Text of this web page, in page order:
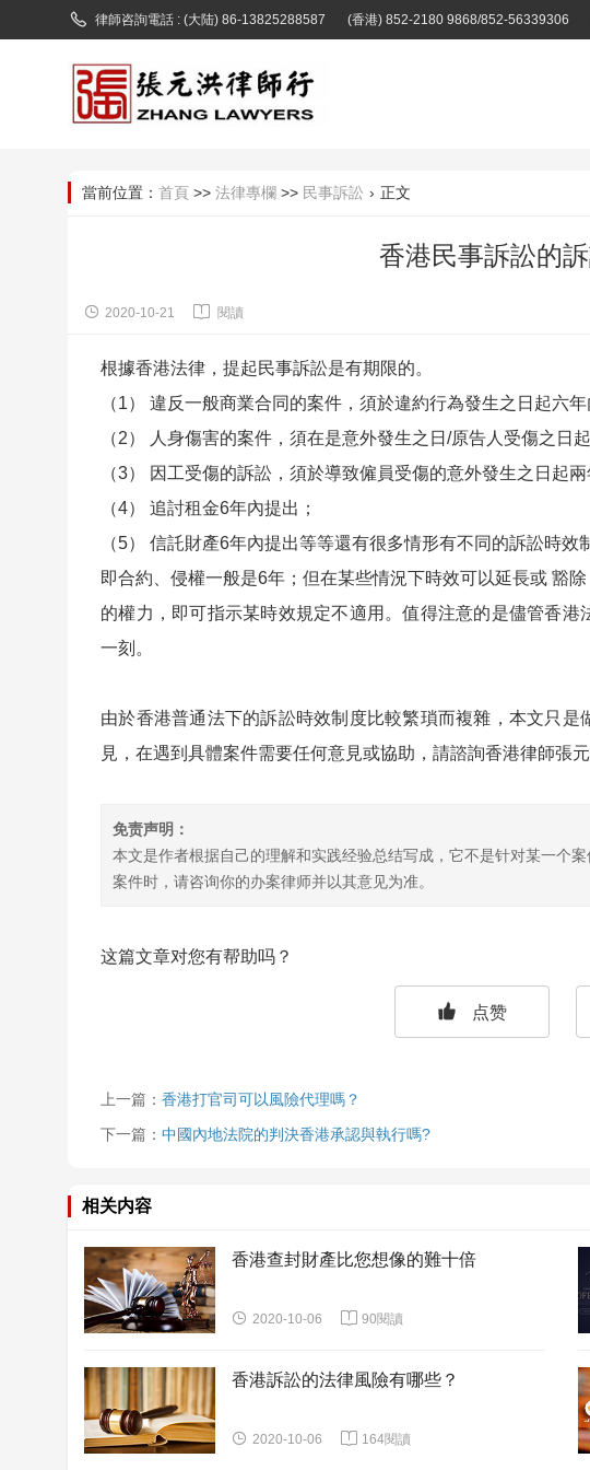
 律師咨詢電話 : (大陆) 86-13825288587 (香港) 852-2180 9868/852-56339306
當前位置： 首頁 >> 法律專欄 >> 民事訴訟 › 正文
香港民事訴訟的
 2020-10-21  閱讀
根據香港法律，提起民事訴訟是有期限的。
（1） 違反一般商業合同的案件，須於違約行為發生之日起六年
（2） 人身傷害的案件，須在是意外發生之日/原告人受傷之日
（3） 因工受傷的訴訟，須於導致僱員受傷的意外發生之日起
（4） 追討租金6年內提出；
（5） 信託財產6年內提出等等還有很多情形有不同的訴訟時效
即合約、侵權一般是6年；但在某些情況下時效可以延長或 豁
的權力，即可指示某時效規定不適用。值得注意的是儘管香
一刻。
由於香港普通法下的訴訟時效制度比較繁瑣而複雜，本文只
見，在遇到具體案件需要任何意見或協助，請諮詢香港律師張
免责声明：
本文是作者根据自己的理解和实践经验总结写成，它不是针对某一个
案件时，请咨询你的办案律师并以其意见为准。
这篇文章对您有帮助吗？
 点赞
上一篇： 香港打官司可以風險代理嗎？
下一篇： 中國內地法院的判決香港承認與執行嗎?
相关内容
香港查封財產比您想像的難十倍
 2020-10-06  90閱讀
香港訴訟的法律風險有哪些？
 2020-10-06  164閱讀